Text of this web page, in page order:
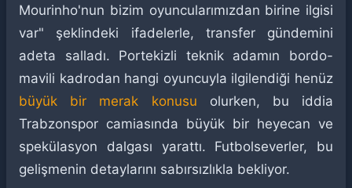
Mourinho'nun bizim oyuncularımızdan birine ilgisi
var" şeklindeki ifadelerle, transfer gündemini
adeta salladı. Portekizli teknik adamın bordo-
mavili kadrodan hangi oyuncuyla ilgilendiği henüz
büyük bir merak konusu olurken, bu iddia
Trabzonspor camiasında büyük bir heyecan ve
spekülasyon dalgası yarattı. Futbolseverler, bu
gelişmenin detaylarını sabırsızlıkla bekliyor.